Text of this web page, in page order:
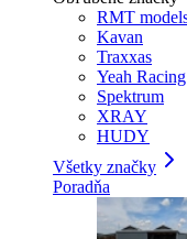
RMT
Kavan
Traxxas
Yeah Racing
Spektrum
XRAY
HUDY
Všetky značky
Poradňa